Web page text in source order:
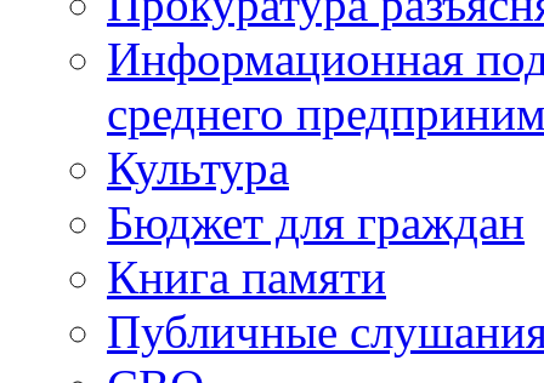
Информационная
среднего
Культура
Бюджет для граждан
Книга памяти
Публичные